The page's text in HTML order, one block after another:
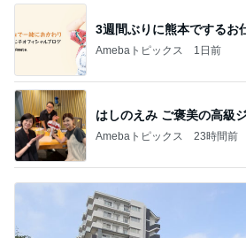
3週間ぶりに熊本でするお
Amebaトピックス 1日前
はしのえみ ご褒美の高級
Amebaトピックス 23時間前